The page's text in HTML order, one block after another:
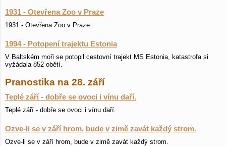
1931 - Otevřena Zoo v Praze
1931 - Otevřena Zoo v Praze
1994 - Potopení trajektu Estonia
V Baltském moři se potopil cestovní trajekt MS Estonia, katastrofa si
vyžádala 852 obětí.
Pranostika na 28. září
Teplé září - dobře se ovoci i vínu daří.
Teplé září - dobře se ovoci i vínu daří.
Ozve-li se v září hrom, bude v zimě zavát každý strom.
Ozve-li se v září hrom, bude v zimě zavát každý strom.